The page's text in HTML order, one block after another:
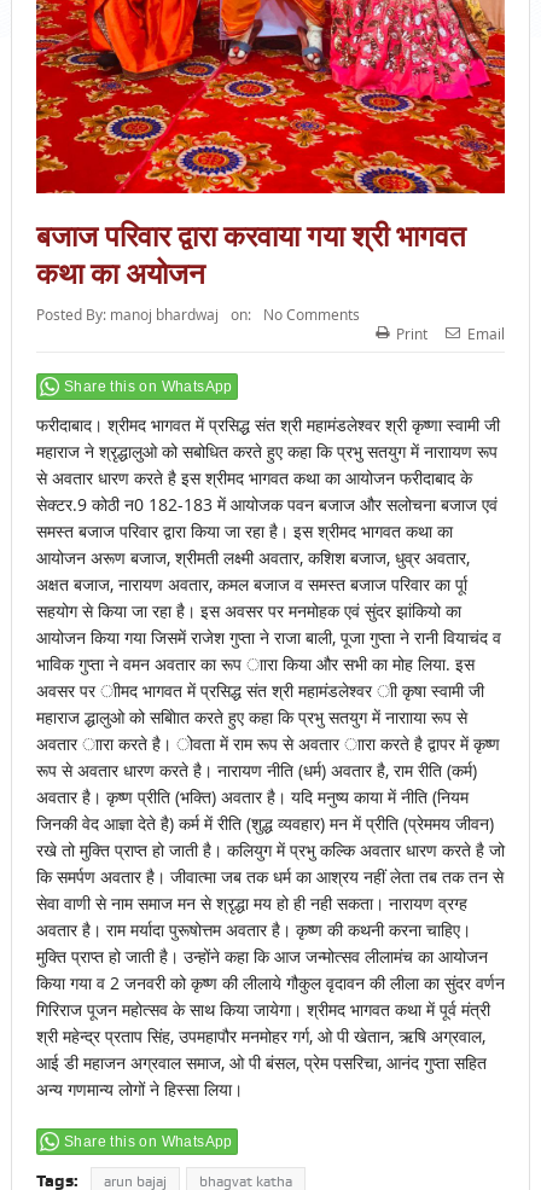
बजाज परिवार द्वारा करवाया गया श्री भागवत
कथा का अयोजन
Posted By: manoj bhardwaj on:
No Comments
Print
Email
Share this on WhatsApp
फरीदाबाद। श्रीमद भागवत में प्रसिद्ध संत श्री महामंडलेश्वर श्री कृष्णा स्वामी जी
महाराज ने श्रृद्धालुओ को सबोधित करते हुए कहा कि प्रभु सतयुग में नाराायण रूप
से अवतार धारण करते है इस श्रीमद भागवत कथा का आयोजन फरीदाबाद के
सेक्टर.9 कोठी न0 182-183 में आयोजक पवन बजाज और सलोचना बजाज एवं
समस्त बजाज परिवार द्वारा किया जा रहा है। इस श्रीमद भागवत कथा का
आयोजन अरूण बजाज, श्रीमती लक्ष्मी अवतार, कशिश बजाज, धुव्र अवतार,
अक्षत बजाज, नारायण अवतार, कमल बजाज व समस्त बजाज परिवार का र्पूा
सहयोग से किया जा रहा है। इस अवसर पर मनमोहक एवं सुंदर झांकियो का
आयोजन किया गया जिसमें राजेश गुप्ता ने राजा बाली, पूजा गुप्ता ने रानी वियाचंद व
भाविक गुप्ता ने वमन अवतार का रूप ाारा किया और सभी का मोह लिया. इस
अवसर पर ाीमद भागवत में प्रसिद्ध संत श्री महामंडलेश्वर ाी कृषा स्वामी जी
महाराज द्धालुओ को सबोाित करते हुए कहा कि प्रभु सतयुग में नारााया रूप से
अवतार ाारा करते है। ोवता में राम रूप से अवतार ाारा करते है द्वापर में कृष्ण
रूप से अवतार धारण करते है। नारायण नीति (धर्म) अवतार है, राम रीति (कर्म)
अवतार है। कृष्ण प्रीति (भक्ति) अवतार है। यदि मनुष्य काया में नीति (नियम
जिनकी वेद आज्ञा देते है) कर्म में रीति (शुद्ध व्यवहार) मन में प्रीति (प्रेममय जीवन)
रखे तो मुक्ति प्राप्त हो जाती है। कलियुग में प्रभु कल्कि अवतार धारण करते है जो
कि समर्पण अवतार है। जीवात्मा जब तक धर्म का आश्रय नहीं लेता तब तक तन से
सेवा वाणी से नाम समाज मन से श्रृद्धा मय हो ही नही सकता। नारायण व्रग्ह
अवतार है। राम मर्यादा पुरूषोत्तम अवतार है। कृष्ण की कथनी करना चाहिए।
मुक्ति प्राप्त हो जाती है। उन्होंने कहा कि आज जन्मोत्सव लीलामंच का आयोजन
किया गया व 2 जनवरी को कृष्ण की लीलाये गौकुल वृदावन की लीला का सुंदर वर्णन
गिरिराज पूजन महोत्सव के साथ किया जायेगा। श्रीमद भागवत कथा में पूर्व मंत्री
श्री महेन्द्र प्रताप सिंह, उपमहापौर मनमोहर गर्ग, ओ पी खेतान, ऋषि अग्रवाल,
आई डी महाजन अग्रवाल समाज, ओ पी बंसल, प्रेम पसरिचा, आनंद गुप्ता सहित
अन्य गणमान्य लोगों ने हिस्सा लिया।
Share this on WhatsApp
Tags: arun bajaj bhagvat katha